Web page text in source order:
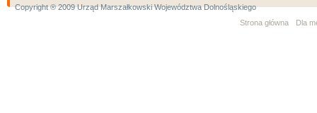
Copyright ® 2009 Urząd Marszałkowski Województwa Dolnośląskiego
Strona główna
Dla